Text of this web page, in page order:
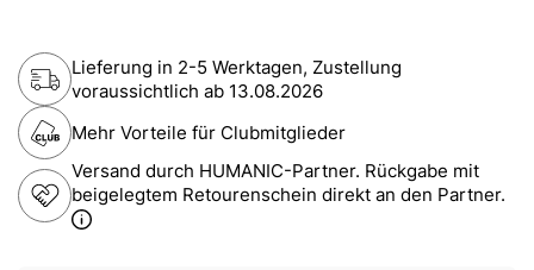
Lieferung in 2-5 Werktagen, Zustellung
voraussichtlich ab 13.08.2026
Mehr Vorteile für Clubmitglieder
Versand durch HUMANIC-Partner. Rückgabe mit
beigelegtem Retourenschein direkt an den Partner.